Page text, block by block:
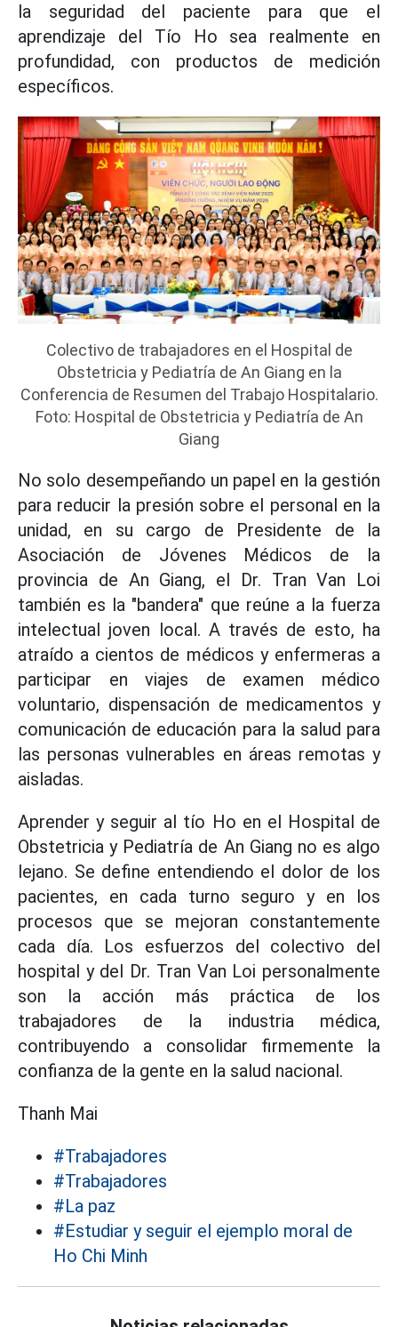
la seguridad del paciente para que el
aprendizaje del Tío Ho sea realmente en
profundidad, con productos de medición
específicos.
Colectivo de trabajadores en el Hospital de
Obstetricia y Pediatría de An Giang en la
Conferencia de Resumen del Trabajo Hospitalario.
Foto: Hospital de Obstetricia y Pediatría de An
Giang
No solo desempeñando un papel en la gestión
para reducir la presión sobre el personal en la
unidad, en su cargo de Presidente de la
Asociación de Jóvenes Médicos de la
provincia de An Giang, el Dr. Tran Van Loi
también es la "bandera" que reúne a la fuerza
intelectual joven local. A través de esto, ha
atraído a cientos de médicos y enfermeras a
participar en viajes de examen médico
voluntario, dispensación de medicamentos y
comunicación de educación para la salud para
las personas vulnerables en áreas remotas y
aisladas.
Aprender y seguir al tío Ho en el Hospital de
Obstetricia y Pediatría de An Giang no es algo
lejano. Se define entendiendo el dolor de los
pacientes, en cada turno seguro y en los
procesos que se mejoran constantemente
cada día. Los esfuerzos del colectivo del
hospital y del Dr. Tran Van Loi personalmente
son la acción más práctica de los
trabajadores de la industria médica,
contribuyendo a consolidar firmemente la
confianza de la gente en la salud nacional.
Thanh Mai
#Trabajadores
#Trabajadores
#La paz
#Estudiar y seguir el ejemplo moral de
Ho Chi Minh